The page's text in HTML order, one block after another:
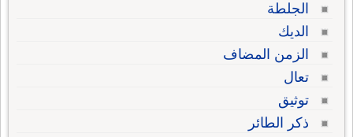
الجلطة
الديك
الزمن المضاف
تعال
توثيق
ذكر الطائر